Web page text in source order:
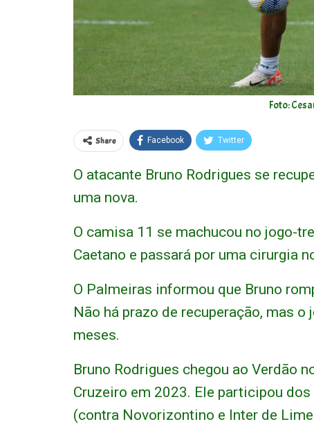
Foto:
Share Facebook Twitter
O atacante Bruno Rodrigues se
uma nova.
O camisa 11 se machucou no jogo-
Caetano e passará por uma cirurgia
O Palmeiras informou que Bruno
Não há prazo de recuperação, mas
meses.
Bruno Rodrigues chegou ao Verdão
Cruzeiro em 2023. Ele participou
(contra Novorizontino e Inter de